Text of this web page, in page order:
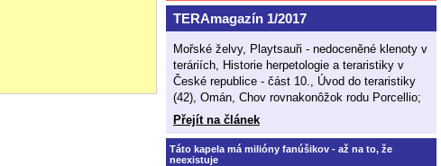
TERAmagazín 1/2017
Mořské želvy, Playtsauři - nedoceněné klenoty v
teráriích, Historie herpetologie a teraristiky v
České republice - část 10., Úvod do teraristiky
(42), Omán, Chov rovnakonôžok rodu Porcellio;
Přejít na článek
Táto kapela má milióny fanúšikov - až na to, že
neexistuje